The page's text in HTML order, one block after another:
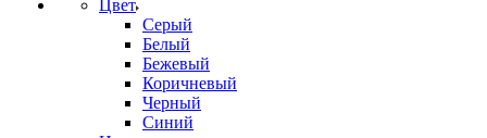
Цвет
Серый
Белый
Бежевый
Коричневый
Черный
Синий